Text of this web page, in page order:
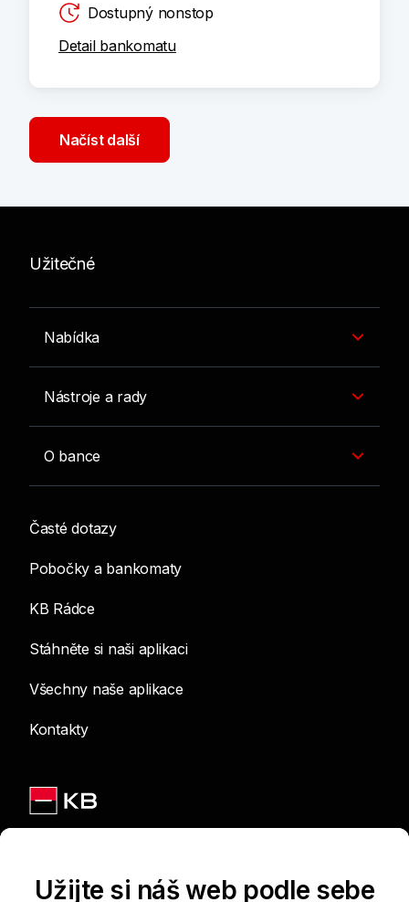
Dostupný nonstop
Detail bankomatu
Načíst další
Užitečné
Nabídka
Nástroje a rady
O bance
Časté dotazy
Pobočky a bankomaty
KB Rádce
Stáhněte si naši aplikaci
Všechny naše aplikace
Kontakty
Užijte si náš web podle sebe